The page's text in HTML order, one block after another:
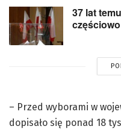
37 lat
– Przed wyborami w
dopisało się ponad 18